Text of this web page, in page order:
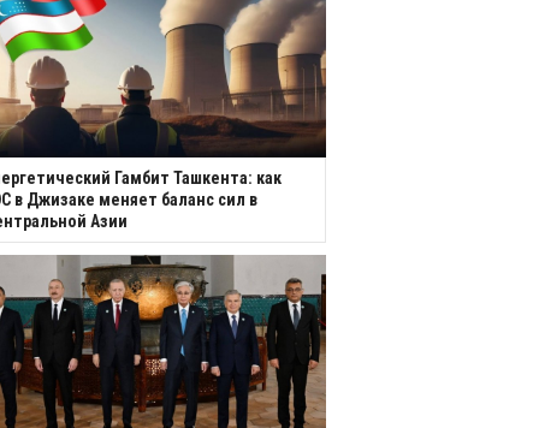
Гамбит Ташкента: как
в Джизаке меняет баланс сил в
Азии